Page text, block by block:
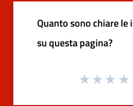
Quanto sono chiare
su questa pagina?